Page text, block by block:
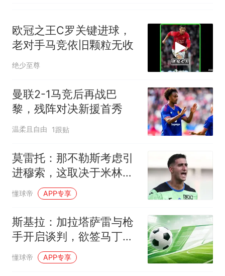
欧冠之王C罗关键进球，
老对手马竞依旧颗粒无收
绝少至尊
曼联2-1马竞后再战巴
黎，残阵对决新援首秀
温柔且自由 1跟贴
莫雷托：那不勒斯考虑引
进穆索，这取决于米林科
维奇-萨维奇
懂球帝 APP专享
斯基拉：加拉塔萨雷与枪
手开启谈判，欲签马丁内
利
懂球帝 APP专享